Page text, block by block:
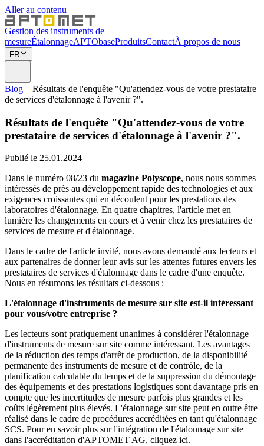
Aller au contenu
Gestion des instruments de
mesureÉtalonnageAPTObaseProduitsContactÀ propos de nous
FR
Blog
Résultats de l'enquête "Qu'attendez-vous de votre prestataire
de services d'étalonnage à l'avenir ?".
Résultats de l'enquête "Qu'attendez-vous de votre
prestataire de services d'étalonnage à l'avenir ?".
Publié le 25.01.2024
Dans le numéro 08/23 du magazine Polyscope, nous nous sommes
intéressés de près au développement rapide des technologies et aux
exigences croissantes qui en découlent pour les prestations des
laboratoires d'étalonnage. En quatre chapitres, l'article met en
lumière les changements en cours et à venir chez les prestataires de
services de mesure et d'étalonnage.
Dans le cadre de l'article invité, nous avons demandé aux lecteurs et
aux partenaires de donner leur avis sur les attentes futures envers les
prestataires de services d'étalonnage dans le cadre d'une enquête.
Nous en résumons les résultats ci-dessous :
L'étalonnage d'instruments de mesure sur site est-il intéressant
pour vous/votre entreprise ?
Les lecteurs sont pratiquement unanimes à considérer l'étalonnage
d'instruments de mesure sur site comme intéressant. Les avantages
de la réduction des temps d'arrêt de production, de la disponibilité
permanente des instruments de mesure et de contrôle, de la
planification calculable du temps et de la suppression du démontage
des équipements et des prestations logistiques sont davantage pris en
compte que les incertitudes de mesure parfois plus grandes et les
coûts légèrement plus élevés. L'étalonnage sur site peut en outre être
réalisé dans le cadre de procédures accréditées en tant qu'étalonnage
SCS. Pour en savoir plus sur l'intégration de l'étalonnage sur site
dans l'accréditation d'APTOMET AG, cliquez ici.